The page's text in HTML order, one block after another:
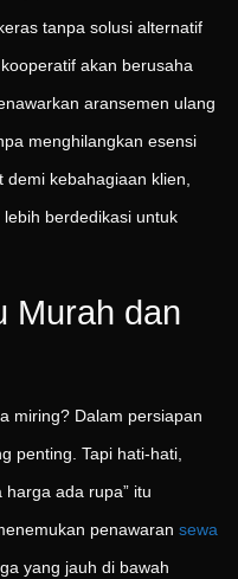
tanpa solusi alternatif
akan berusaha
aransemen ulang
menghilangkan esensi
kebahagiaan klien,
berdedikasi untuk
Murah dan
miring? Dalam persiapan
penting. Tapi hati-hati,
ada rupa” itu
penawaran sewa
yang jauh di bawah